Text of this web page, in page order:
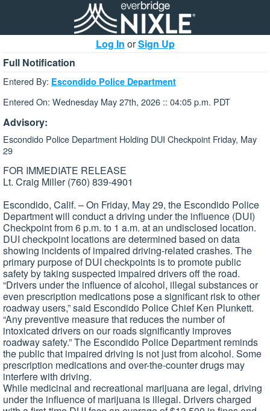
Log In orSign Up
Full Notification
Entered By: Escondido Police Department
Entered On: Wednesday May 27th, 2026 :: 04:05 p.m. PDT
Advisory:
Escondido Police Department Holding DUI Checkpoint Friday, May
29
FOR IMMEDIATE RELEASE
Lt. Craig Miller (760) 839-4901
Escondido, Calif. – On Friday, May 29, the Escondido Police
Department will conduct a driving under the influence (DUI)
Checkpoint from 6 p.m. to 1 a.m. at an undisclosed location.
DUI checkpoint locations are determined based on data
showing incidents of impaired driving-related crashes. The
primary purpose of DUI checkpoints is to promote public
safety by taking suspected impaired drivers off the road.
“Drivers under the influence of alcohol, illegal substances or
even prescription medications pose a significant risk to other
roadway users,” said Escondido Police Chief Ken Plunkett.
“Any preventive measure that reduces the number of
intoxicated drivers on our roads significantly improves
roadway safety.” The Escondido Police Department reminds
the public that impaired driving is not just from alcohol. Some
prescription medications and over-the-counter drugs may
interfere with driving.
While medicinal and recreational marijuana are legal, driving
under the influence of marijuana is illegal. Drivers charged